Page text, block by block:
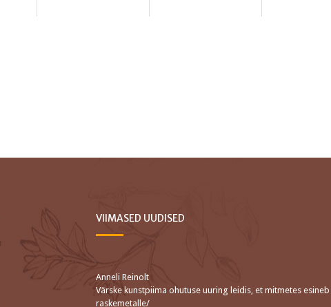
VIIMASED UUDISED
Anneli Reinolt
Värske kunstpiima ohutuse uuring leidis, et mitmetes esineb
raskemetalle/